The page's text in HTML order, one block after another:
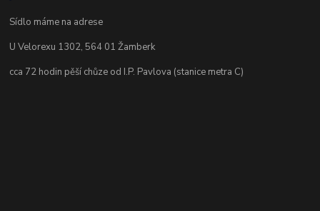
Sídlo máme na adrese
U Velorexu 1302, 564 01 Žamberk
cca 72 hodin pěší chůze od I.P. Pavlova (stanice metra C)